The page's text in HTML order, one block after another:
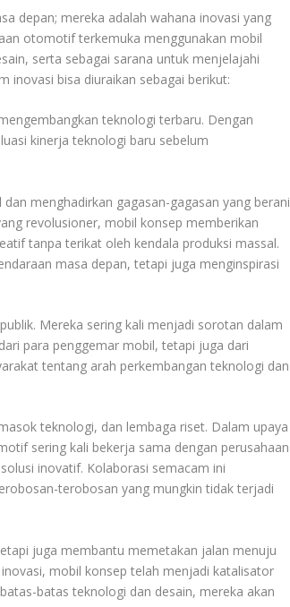
depan; mereka adalah wahana inovasi yang
otomotif terkemuka menggunakan mobil
serta sebagai sarana untuk menjelajahi
inovasi bisa diuraikan sebagai berikut:
teknologi terbaru. Dengan
kinerja teknologi baru sebelum
menghadirkan gagasan-gagasan yang berani
revolusioner, mobil konsep memberikan
tanpa terikat oleh kendala produksi massal.
masa depan, tetapi juga menginspirasi
Mereka sering kali menjadi sorotan dalam
para penggemar mobil, tetapi juga dari
tentang arah perkembangan teknologi dan
teknologi, dan lembaga riset. Dalam upaya
sering kali bekerja sama dengan perusahaan
inovatif. Kolaborasi semacam ini
terobosan yang mungkin tidak terjadi
juga membantu memetakan jalan menuju
mobil konsep telah menjadi katalisator
batas teknologi dan desain, mereka akan